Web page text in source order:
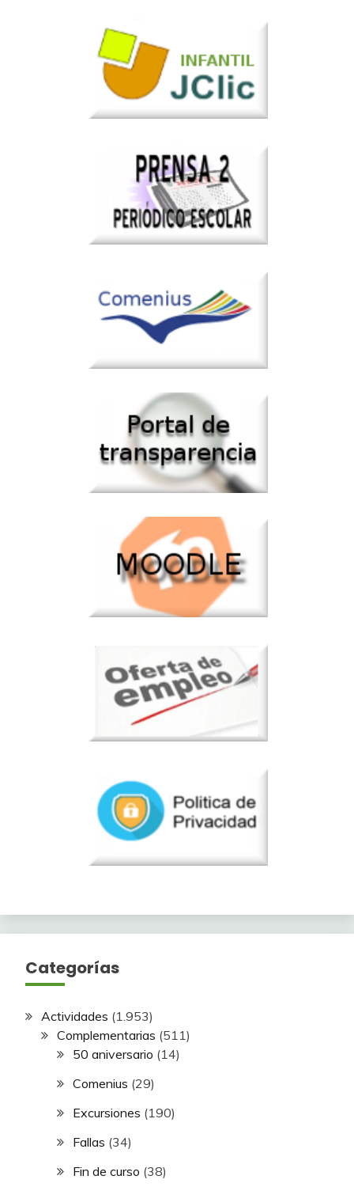
Categorías
Actividades (1.953)
Complementarias (511)
50 aniversario (14)
Comenius (29)
Excursiones (190)
Fallas (34)
Fin de curso (38)